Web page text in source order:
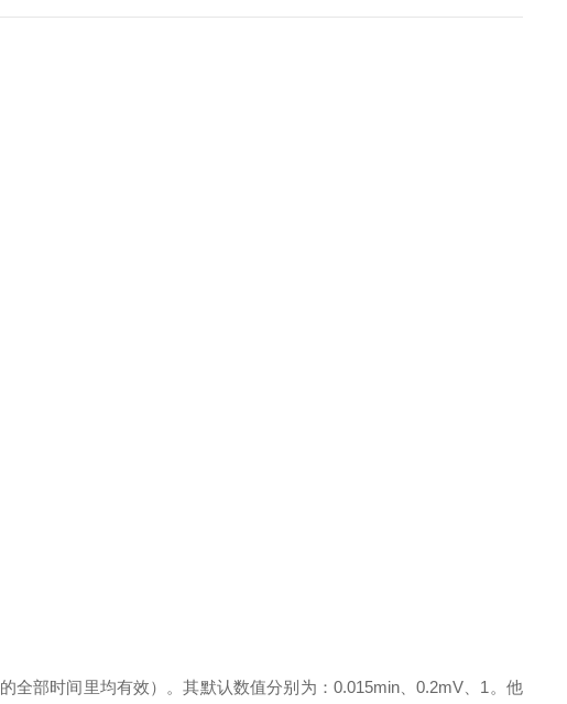
部时间里均有效）。其默认数值分别为：0.015min、0.2mV、1。他